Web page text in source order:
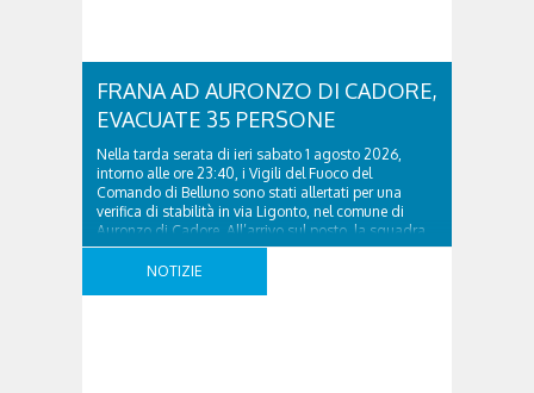
FRANA AD AURONZO DI CADORE,
EVACUATE 35 PERSONE
Nella tarda serata di ieri sabato 1 agosto 2026,
intorno alle ore 23:40, i Vigili del Fuoco del
Comando di Belluno sono stati allertati per una
verifica di stabilità in via Ligonto, nel comune di
Auronzo di Cadore. All’arrivo sul posto, la squadra
del distaccamento di Santo Stefano di Cadore ha
rilevato un fronte franoso ..
NOTIZIE